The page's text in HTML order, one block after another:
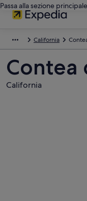
Passa alla sezione
California
Contea
California